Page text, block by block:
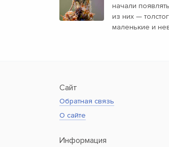
начали
из них —
маленькие и
Сайт
Обратная связь
О сайте
Информация